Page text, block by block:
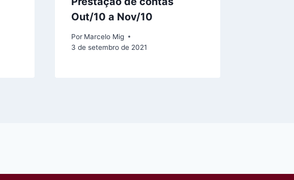
Out/10 a Nov/10
Por Marcelo Mig
3 de setembro de 2021